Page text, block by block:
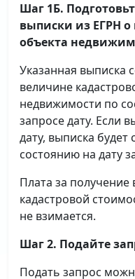
Шаг 1Б.
выписки из ЕГРН
объекта
Указанная выписка
величине
недвижимости по
запросе дату. Если
дату, выписка
состоянию на дату
Плата за
кадастровой
не взимается.
Шаг 2. Подайте
Подать запрос